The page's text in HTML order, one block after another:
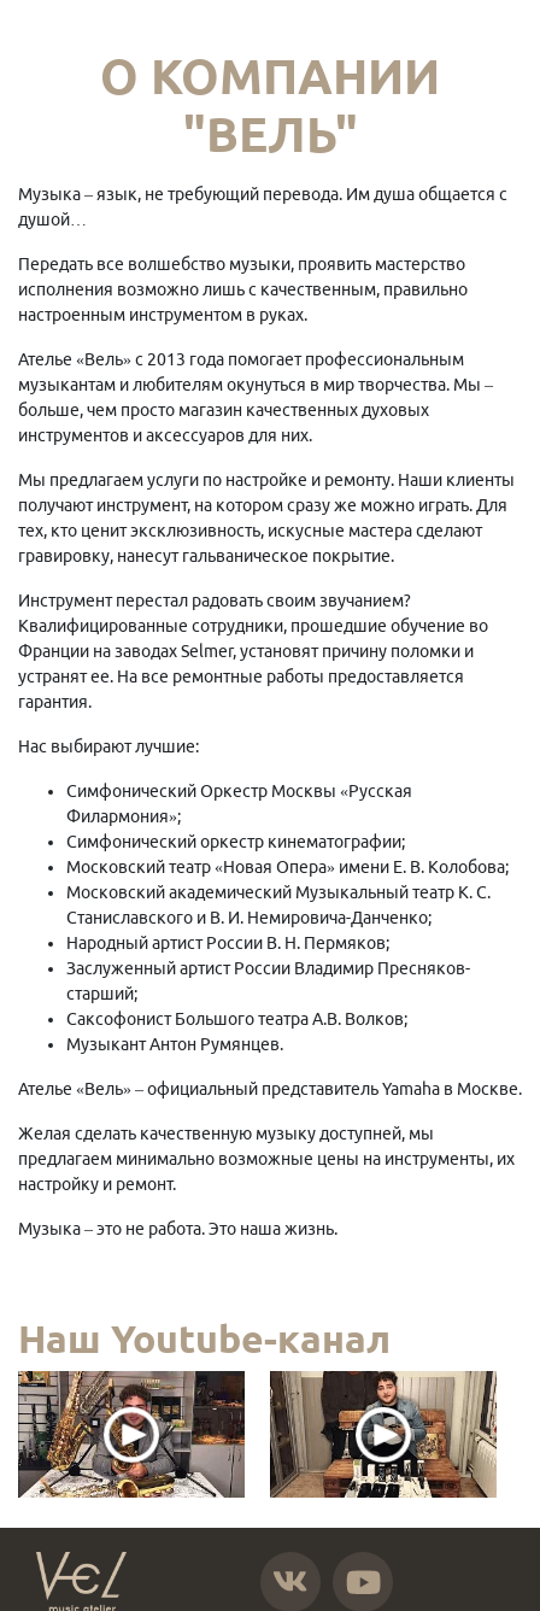
О КОМПАНИИ
"ВЕЛЬ"
Музыка – язык, не требующий перевода. Им душа общается с
душой…
Передать все волшебство музыки, проявить мастерство
исполнения возможно лишь с качественным, правильно
настроенным инструментом в руках.
Ателье «Вель» с 2013 года помогает профессиональным
музыкантам и любителям окунуться в мир творчества. Мы –
больше, чем просто магазин качественных духовых
инструментов и аксессуаров для них.
Мы предлагаем услуги по настройке и ремонту. Наши клиенты
получают инструмент, на котором сразу же можно играть. Для
тех, кто ценит эксклюзивность, искусные мастера сделают
гравировку, нанесут гальваническое покрытие.
Инструмент перестал радовать своим звучанием?
Квалифицированные сотрудники, прошедшие обучение во
Франции на заводах Selmer, установят причину поломки и
устранят ее. На все ремонтные работы предоставляется
гарантия.
Нас выбирают лучшие:
Симфонический Оркестр Москвы «Русская
Филармония»;
Симфонический оркестр кинематографии;
Московский театр «Новая Опера» имени Е. В. Колобова;
Московский академический Музыкальный театр К. С.
Станиславского и В. И. Немировича-Данченко;
Народный артист России В. Н. Пермяков;
Заслуженный артист России Владимир Пресняков-
старший;
Саксофонист Большого театра А.В. Волков;
Музыкант Антон Румянцев.
Ателье «Вель» – официальный представитель Yamaha в Москве.
Желая сделать качественную музыку доступней, мы
предлагаем минимально возможные цены на инструменты, их
настройку и ремонт.
Музыка – это не работа. Это наша жизнь.
Наш Youtube-канал